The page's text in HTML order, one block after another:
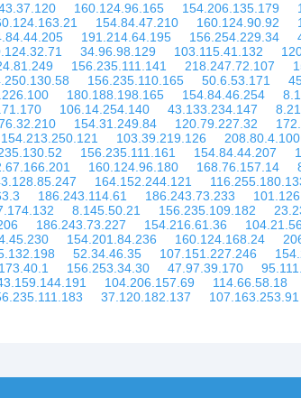
160.124.96.165 154.206.135.179
154.84.47.210 160.124.90.92
191.214.64.195 156.254.229.34
34.96.98.129 103.115.41.132
156.235.111.141 218.247.72.107
156.235.110.165 50.6.53.171
180.188.198.165 154.84.46.254
106.14.254.140 43.133.234.147
154.31.249.84 120.79.227.32
154.213.250.121 103.39.219.126 208.80.4.100
156.235.111.161 154.84.44.207
160.124.96.180 168.76.157.14
164.152.244.121
186.243.114.61 186.243.73.233
8.145.50.21 156.235.109.182
186.243.73.227 154.216.61.36
154.201.84.236 160.124.168.24
52.34.46.35 107.151.227.246
156.253.34.30 47.97.39.170
104.206.157.69 114.66.58.18
37.120.182.137 107.163.253.91